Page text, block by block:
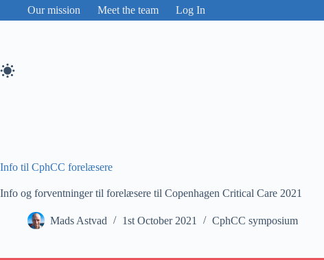
Our mission Meet the team Log In
Info til CphCC forelæsere
Info og forventninger til forelæsere til Copenhagen Critical Care 2021
Mads Astvad 1st October 2021 CphCC symposium